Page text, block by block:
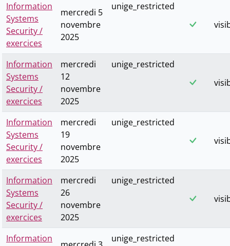
Information
Systems
Security /
exercices
mercredi 5
novembre
2025
unige_restricted
Information
Systems
Security /
exercices
mercredi
12
novembre
2025
unige_restricted
Information
Systems
Security /
exercices
mercredi
19
novembre
2025
unige_restricted
Information
Systems
Security /
exercices
mercredi
26
novembre
2025
unige_restricted
Information
unige_restricted